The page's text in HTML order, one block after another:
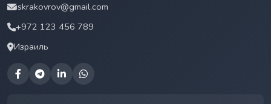
iskrakovrov@gmail.com
+972 123 456 789
Израиль